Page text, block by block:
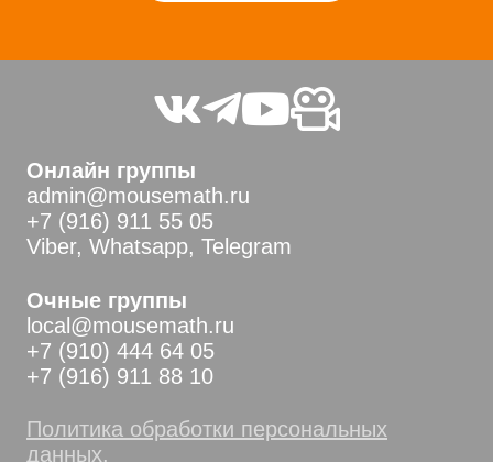
Онлайн группы
admin@mousemath.ru
+7 (916) 911 55 05
Viber, Whatsapp, Telegram
Очные группы
local@mousemath.ru
+7 (910) 444 64 05
+7 (916) 911 88 10
Политика обработки персональных
данных.